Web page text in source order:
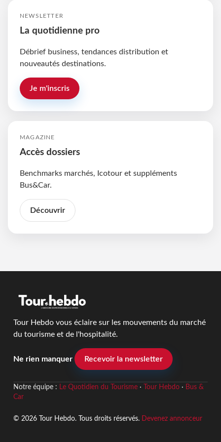
NEWSLETTER
La quotidienne pro
Débrief business, tendances distribution et
nouveautés destinations.
Je m'inscris
MAGAZINE
Accès dossiers
Benchmarks marchés, Icotour et suppléments
Bus&Car.
Découvrir
Tour Hebdo vous éclaire sur les mouvements du marché
du tourisme et de l'hospitalité.
Ne rien manquer Recevoir la newsletter
Notre équipe : Le Quotidien du Tourisme· Tour Hebdo· Bus &
Car
© 2026 Tour Hebdo. Tous droits réservés. Devenez annonceur